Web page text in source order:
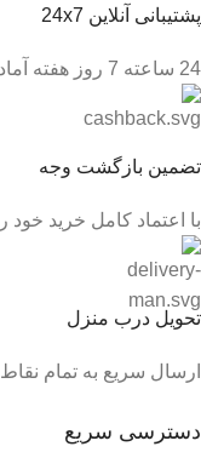
پشتیبانی آنلاین 24x7
24 ساعته 7 روز هفته آماده پاسخگویی هستیم
تضمین بازگشت وجه
با اعتماد کامل خرید خود
تحویل درب منزل
ارسال سریع به تمام نقاط
دسترسی سریع